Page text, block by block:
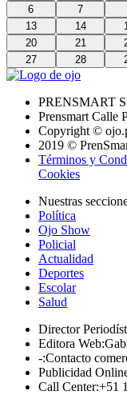
6
7
13
14
20
21
27
28
PRENSMART
Prensmart Calle
Copyright ©
2019 ©
Términos y
Cookies
Nuestras
Política
Ojo Show
Policial
Actualidad
Deportes
Escolar
Salud
Director
Editora Web:
-:Contacto
Publicidad
Call Center:+51